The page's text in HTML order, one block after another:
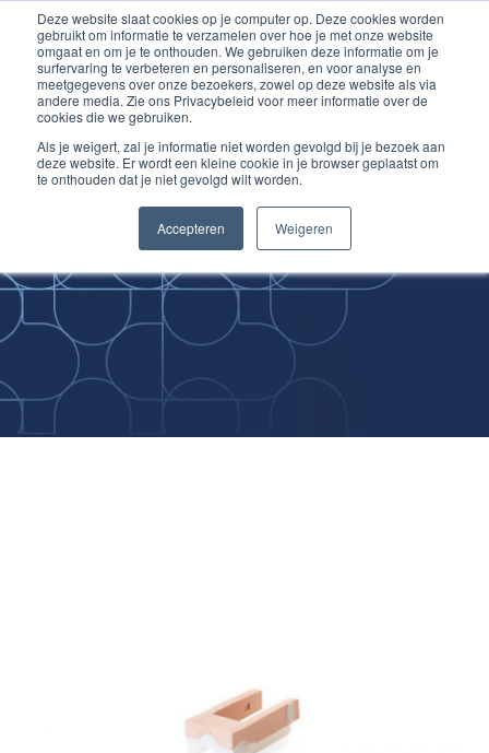
Deze website slaat cookies op je computer op. Deze cookies worden
gebruikt om informatie te verzamelen over hoe je met onze website
omgaat en om je te onthouden. We gebruiken deze informatie om je
surfervaring te verbeteren en personaliseren, en voor analyse en
meetgegevens over onze bezoekers, zowel op deze website als via
andere media. Zie ons Privacybeleid voor meer informatie over de
cookies die we gebruiken.
Als je weigert, zal je informatie niet worden gevolgd bij je bezoek aan
deze website. Er wordt een kleine cookie in je browser geplaatst om
te onthouden dat je niet gevolgd wilt worden.
Accepteren Weigeren
Inloggen account
Ga
naar
de
inhoud
Improving
Medical Skills